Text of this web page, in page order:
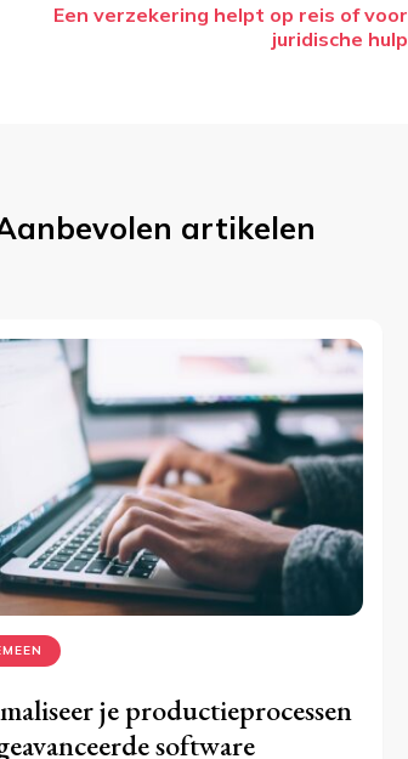
Een verzekering helpt op reis of voor
juridische hulp
artikelen
je productieprocessen
software